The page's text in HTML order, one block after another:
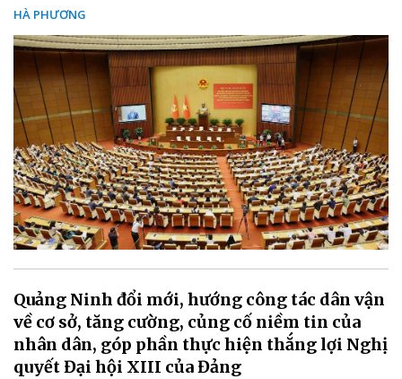
HÀ PHƯƠNG
Quảng Ninh đổi mới, hướng công tác dân vận
về cơ sở, tăng cường, củng cố niềm tin của
nhân dân, góp phần thực hiện thắng lợi Nghị
quyết Đại hội XIII của Đảng